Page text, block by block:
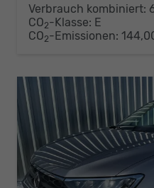
Verbrauch kombiniert:
CO2-Klasse: E
CO2-Emissionen: